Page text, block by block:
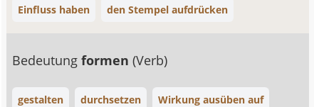
Einfluss haben den Stempel aufdrücken
Bedeutungformen(Verb)
gestalten durchsetzen Wirkung ausüben auf